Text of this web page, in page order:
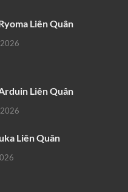
Liên Quân
Liên Quân
Liên Quân